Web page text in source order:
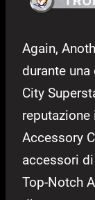
Again,
durante
City
Accessory
accessori
Top-Notch